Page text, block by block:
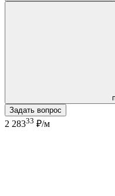
Задать вопрос
2 28333 ₽/м